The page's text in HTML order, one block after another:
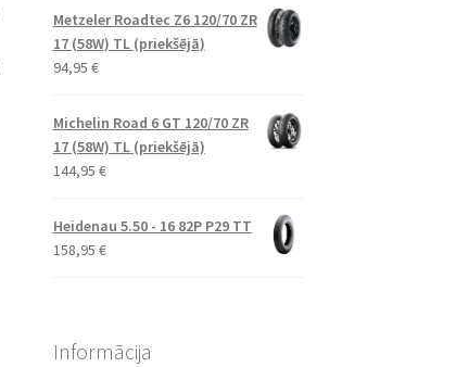
Metzeler Roadtec Z6 120/70 ZR
17 (58W) TL (priekšējā)
94,95 €
Michelin Road 6 GT 120/70 ZR
17 (58W) TL (priekšējā)
144,95 €
Heidenau 5.50 - 16 82P P29 TT
158,95 €
Informācija